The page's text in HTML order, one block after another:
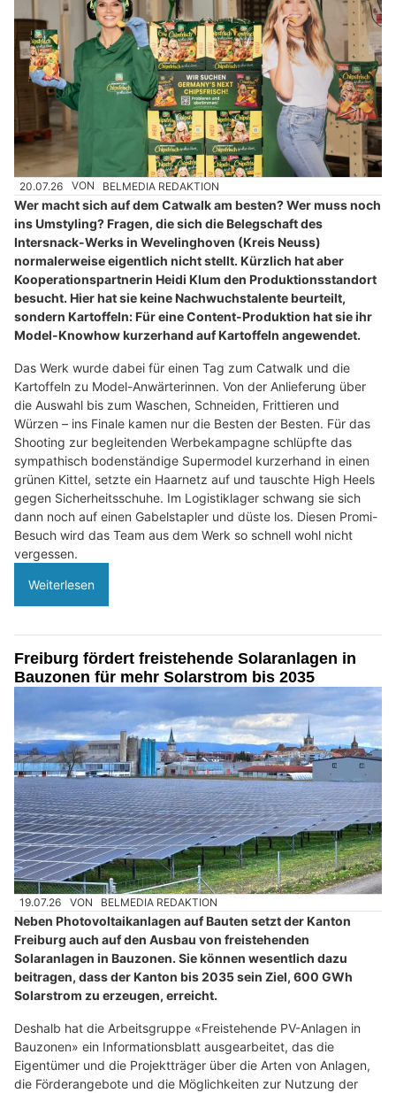
20.07.26 VON BELMEDIA REDAKTION
Wer macht sich auf dem Catwalk am besten? Wer muss noch
ins Umstyling? Fragen, die sich die Belegschaft des
Intersnack-Werks in Wevelinghoven (Kreis Neuss)
normalerweise eigentlich nicht stellt. Kürzlich hat aber
Kooperationspartnerin Heidi Klum den Produktionsstandort
besucht. Hier hat sie keine Nachwuchstalente beurteilt,
sondern Kartoffeln: Für eine Content-Produktion hat sie ihr
Model-Knowhow kurzerhand auf Kartoffeln angewendet.
Das Werk wurde dabei für einen Tag zum Catwalk und die
Kartoffeln zu Model-Anwärterinnen. Von der Anlieferung über
die Auswahl bis zum Waschen, Schneiden, Frittieren und
Würzen – ins Finale kamen nur die Besten der Besten. Für das
Shooting zur begleitenden Werbekampagne schlüpfte das
sympathisch bodenständige Supermodel kurzerhand in einen
grünen Kittel, setzte ein Haarnetz auf und tauschte High Heels
gegen Sicherheitsschuhe. Im Logistiklager schwang sie sich
dann noch auf einen Gabelstapler und düste los. Diesen Promi-
Besuch wird das Team aus dem Werk so schnell wohl nicht
vergessen.
Weiterlesen
Freiburg fördert freistehende Solaranlagen in
Bauzonen für mehr Solarstrom bis 2035
19.07.26 VON BELMEDIA REDAKTION
Neben Photovoltaikanlagen auf Bauten setzt der Kanton
Freiburg auch auf den Ausbau von freistehenden
Solaranlagen in Bauzonen. Sie können wesentlich dazu
beitragen, dass der Kanton bis 2035 sein Ziel, 600 GWh
Solarstrom zu erzeugen, erreicht.
Deshalb hat die Arbeitsgruppe «Freistehende PV-Anlagen in
Bauzonen» ein Informationsblatt ausgearbeitet, das die
Eigentümer und die Projektträger über die Arten von Anlagen,
die Förderangebote und die Möglichkeiten zur Nutzung der